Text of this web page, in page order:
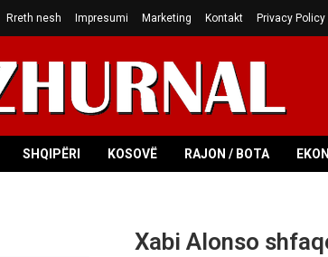
Rreth nesh Impresumi Marketing Kontakt Privacy Policy
SHQIPËRI KOSOVË RAJON / BOTA
Xabi Alonso